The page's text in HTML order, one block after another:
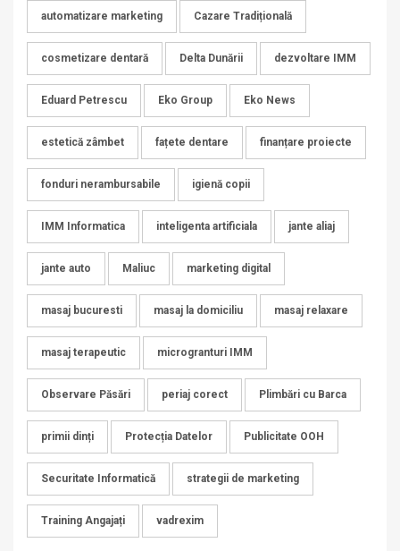
automatizare marketing Cazare Tradițională
cosmetizare dentară Delta Dunării dezvoltare IMM
Eduard Petrescu Eko Group Eko News
estetică zâmbet fațete dentare finanțare proiecte
fonduri nerambursabile igienă copii
IMM Informatica inteligenta artificiala jante aliaj
jante auto Maliuc marketing digital
masaj bucuresti masaj la domiciliu masaj relaxare
masaj terapeutic microgranturi IMM
Observare Păsări periaj corect Plimbări cu Barca
primii dinți Protecția Datelor Publicitate OOH
Securitate Informatică strategii de marketing
Training Angajați vadrexim